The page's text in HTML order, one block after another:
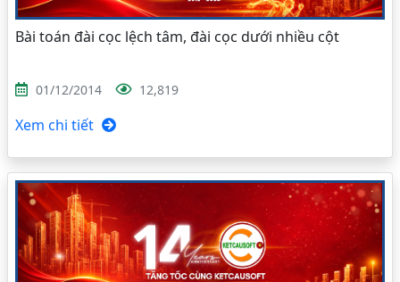
Bài toán đài cọc lệch tâm, đài cọc dưới nhiều cột
01/12/2014 12,819
Xem chi tiết